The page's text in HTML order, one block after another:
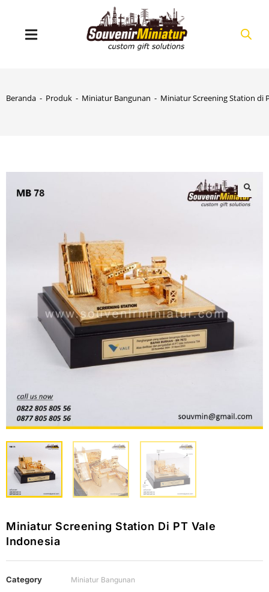
Beranda - Produk - Miniatur Bangunan - Miniatur Screening Station di
🔍
Miniatur Screening Station Di PT Vale
Indonesia
Category Miniatur Bangunan